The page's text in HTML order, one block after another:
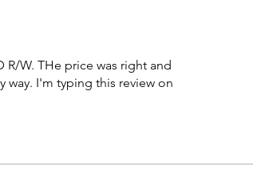
W. THe price was right and
way. I'm typing this review on